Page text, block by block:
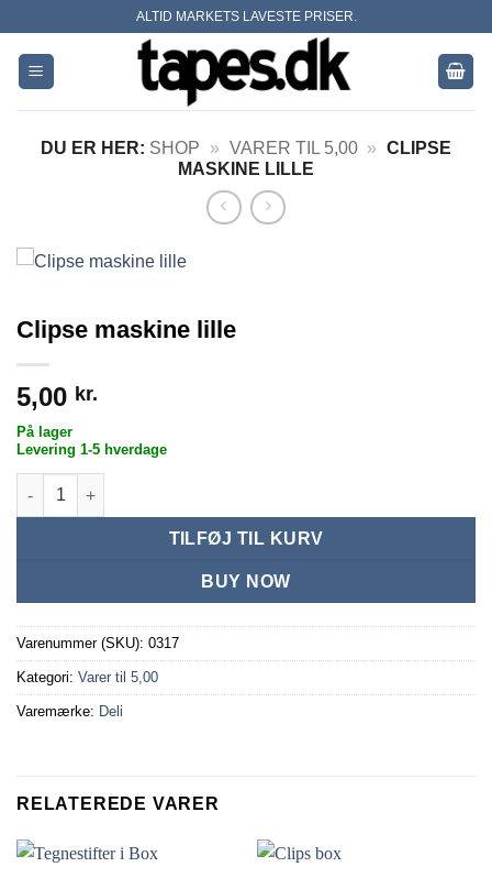
content
ALTID MARKETS LAVESTE PRISER.
DU ER HER: SHOP » VARER TIL 5,00 » CLIPSE
MASKINE LILLE
Clipse maskine lille
5,00 kr.
På lager
Levering 1-5 hverdage
Clipse maskine lille antal
TILFØJ TIL KURV
BUY NOW
Varenummer (SKU): 0317
Kategori: Varer til 5,00
Varemærke: Deli
RELATEREDE VARER